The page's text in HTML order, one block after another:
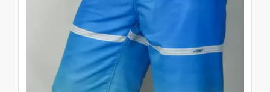
Veja Mais:Saiba Com Ganhar Mais
Dinheiro Com Revenda de Roupas que no
TickTok